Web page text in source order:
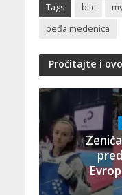
Tags blic
peđa medenica
Pročitajte i